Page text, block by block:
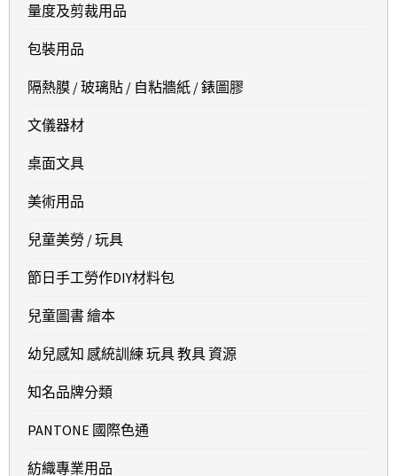
量度及剪裁用品
包裝用品
隔熱膜 / 玻璃貼 / 自粘牆紙 / 錶圖膠
文儀器材
桌面文具
美術用品
兒童美勞 / 玩具
節日手工勞作DIY材料包
兒童圖書 繪本
幼兒感知 感統訓練 玩具 教具 資源
知名品牌分類
PANTONE 國際色通
紡織專業用品